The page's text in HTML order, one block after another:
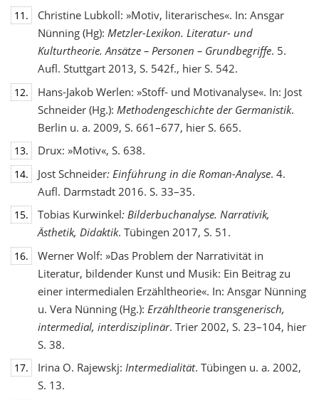
11.
Christine Lubkoll: »Motiv, literarisches«. In: Ansgar
Nünning (Hg): Metzler-Lexikon. Literatur- und
Kulturtheorie. Ansätze – Personen – Grundbegriffe. 5.
Aufl. Stuttgart 2013, S. 542f., hier S. 542.
12.
Hans-Jakob Werlen: »Stoff- und Motivanalyse«. In: Jost
Schneider (Hg.): Methodengeschichte der Germanistik.
Berlin u. a. 2009, S. 661–677, hier S. 665.
13. Drux: »Motiv«, S. 638.
14. Jost Schneider: Einführung in die Roman-Analyse. 4.
Aufl. Darmstadt 2016. S. 33–35.
15. Tobias Kurwinkel: Bilderbuchanalyse. Narrativik,
Ästhetik, Didaktik. Tübingen 2017, S. 51.
16.
Werner Wolf: »Das Problem der Narrativität in
Literatur, bildender Kunst und Musik: Ein Beitrag zu
einer intermedialen Erzähltheorie«. In: Ansgar Nünning
u. Vera Nünning (Hg.): Erzähltheorie transgenerisch,
intermedial, interdisziplinär. Trier 2002, S. 23–104, hier
S. 38.
17. Irina O. Rajewskj: Intermedialität. Tübingen u. a. 2002,
S. 13.